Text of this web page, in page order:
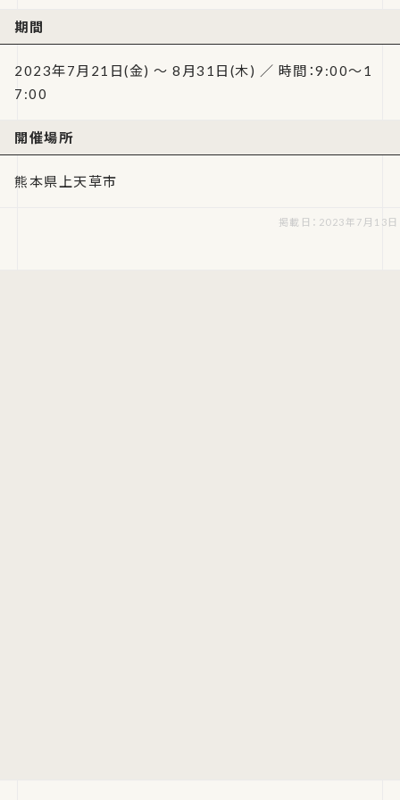
期間
2023年7月21日(金) ～ 8月31日(木) ／ 時間：9:00～1
7:00
開催場所
熊本県上天草市
掲載日：2023年7月13日